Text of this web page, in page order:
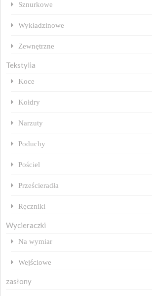
Sznurkowe
Wykładzinowe
Zewnętrzne
Tekstylia
Koce
Kołdry
Narzuty
Poduchy
Pościel
Prześcieradła
Ręczniki
Wycieraczki
Na wymiar
Wejściowe
zasłony